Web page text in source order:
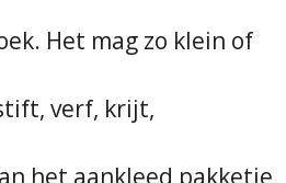
Het mag zo klein of
verf, krijt,
het aankleed pakketje,